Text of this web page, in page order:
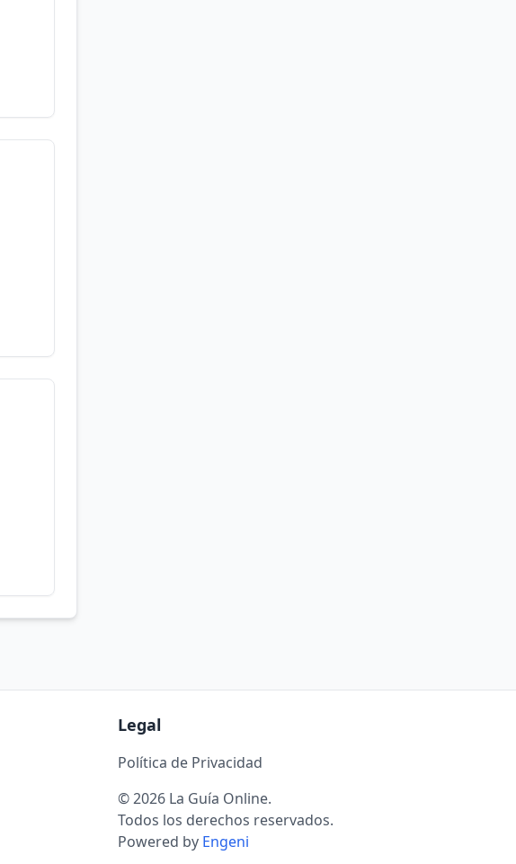
Legal
Política de Privacidad
© 2026 La Guía Online.
Todos los derechos reservados.
Powered by Engeni